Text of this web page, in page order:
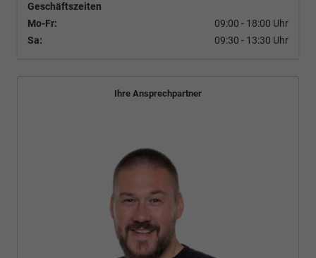
Geschäftszeiten
Mo-Fr:
09:00 - 18:00 Uhr
Sa:
09:30 - 13:30 Uhr
Ihre Ansprechpartner